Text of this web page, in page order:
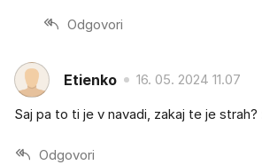
Odgovori
Etienko 16. 05. 2024 11.07
Saj pa to ti je v navadi, zakaj te je
Odgovori